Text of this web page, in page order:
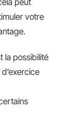
votre
la possibilité